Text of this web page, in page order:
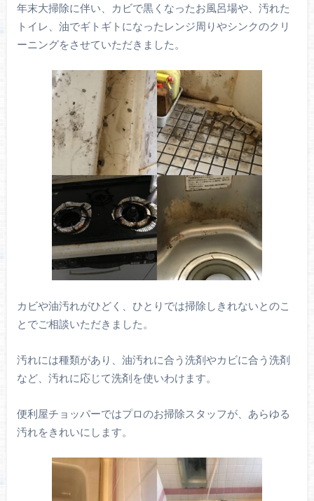
年末大掃除に伴い、カビで黒くなったお風呂場や、汚れた
トイレ、油でギトギトになったレンジ周りやシンクのクリ
ーニングをさせていただきました。
カビや油汚れがひどく、ひとりでは掃除しきれないとのこ
とでご相談いただきました。
汚れには種類があり、油汚れに合う洗剤やカビに合う洗剤
など、汚れに応じて洗剤を使いわけます。
便利屋チョッパーではプロのお掃除スタッフが、あらゆる
汚れをきれいにします。